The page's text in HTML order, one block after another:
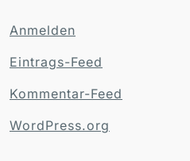
Anmelden
Eintrags-Feed
Kommentar-Feed
WordPress.org